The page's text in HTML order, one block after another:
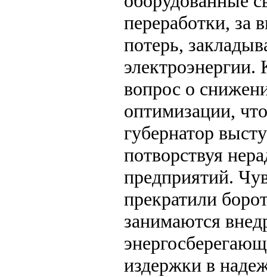
переработки, за
потерь,
вопрос о
оптимизации,
губернатор
потворствуя
предприятий.
прекратили
занимаются
издержки в